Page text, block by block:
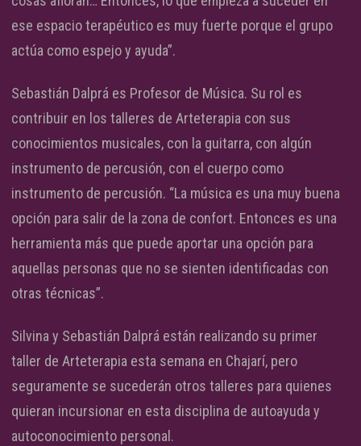
ese espacio terapéutico es muy fuerte porque el grupo
actúa como espejo y ayuda”.
Sebastián Dalprá es Profesor de Música. Su rol es
contribuir en los talleres de Arteterapia con sus
conocimientos musicales, con la guitarra, con algún
instrumento de percusión, con el cuerpo como
instrumento de percusión. “La música es una muy buena
opción para salir de la zona de confort. Entonces es una
herramienta más que puede aportar una opción para
aquellas personas que no se sienten identificadas con
otras técnicas”.
Silvina y Sebastián Dalprá están realizando su primer
taller de Arteterapia esta semana en Chajarí, pero
seguramente se sucederán otros talleres para quienes
quieran incursionar en esta disciplina de autoayuda y
autoconocimiento personal.